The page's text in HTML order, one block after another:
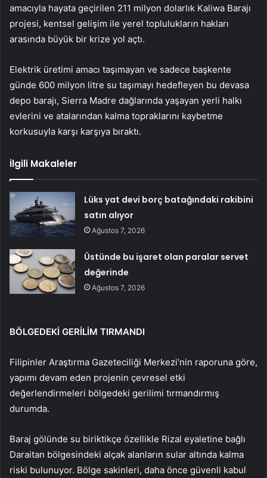
amacıyla hayata geçirilen 211 milyon dolarlık Kaliwa Barajı
projesi, kentsel gelişim ile yerel toplulukların hakları
arasında büyük bir krize yol açtı.
Elektrik üretimi amacı taşımayan ve sadece başkente
günde 600 milyon litre su taşımayı hedefleyen bu devasa
depo barajı, Sierra Madre dağlarında yaşayan yerli halkı
evlerini ve atalarından kalma topraklarını kaybetme
korkusuyla karşı karşıya bıraktı.
İlgili Makaleler
Lüks yat devi borç batağındaki rakibini
satın alıyor
Ağustos 7, 2026
Üstünde bu işaret olan paralar servet
değerinde
Ağustos 7, 2026
BÖLGEDEKİ GERİLİM TIRMANDI
Filipinler Araştırma Gazeteciliği Merkezi’nin raporuna göre,
yapımı devam eden projenin çevresel etki
değerlendirmeleri bölgedeki gerilimi tırmandırmış
durumda.
Baraj gölünde su biriktikçe özellikle Rizal eyaletine bağlı
Daraitan bölgesindeki alçak alanların sular altında kalma
riski bulunuyor. Bölge sakinleri, daha önce güvenli kabul